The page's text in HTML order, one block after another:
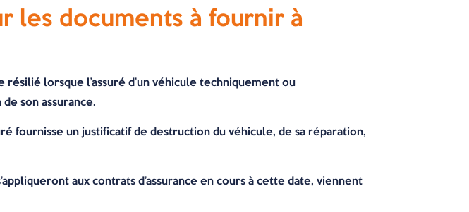
les documents à fournir à
lorsque l’assuré d’un véhicule techniquement ou
son assurance.
fournisse un justificatif de destruction du véhicule, de sa réparation,
aux contrats d’assurance en cours à cette date, viennent